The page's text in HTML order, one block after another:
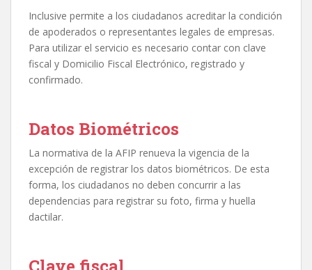
Inclusive permite a los ciudadanos acreditar la condición
de apoderados o representantes legales de empresas.
Para utilizar el servicio es necesario contar con clave
fiscal y Domicilio Fiscal Electrónico, registrado y
confirmado.
Datos Biométricos
La normativa de la AFIP renueva la vigencia de la
excepción de registrar los datos biométricos. De esta
forma, los ciudadanos no deben concurrir a las
dependencias para registrar su foto, firma y huella
dactilar.